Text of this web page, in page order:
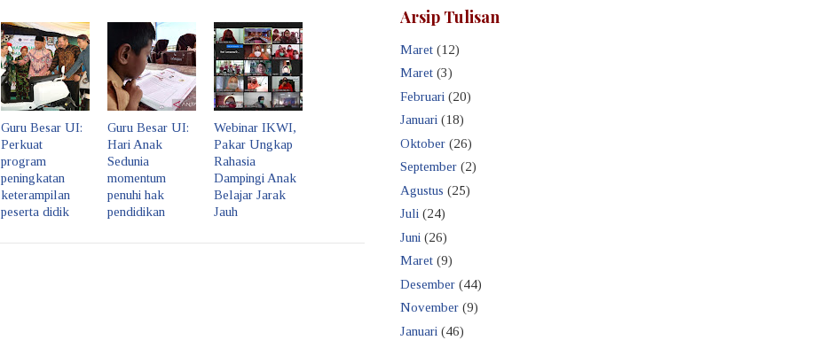
Guru Besar UI:
Perkuat
program
peningkatan
keterampilan
peserta didik
Guru Besar UI:
Hari Anak
Sedunia
momentum
penuhi hak
pendidikan
Webinar IKWI,
Pakar Ungkap
Rahasia
Dampingi Anak
Belajar Jarak
Jauh
Arsip Tulisan
Maret (12)
Maret (3)
Februari (20)
Januari (18)
Oktober (26)
September (2)
Agustus (25)
Juli (24)
Juni (26)
Maret (9)
Desember (44)
November (9)
Januari (46)